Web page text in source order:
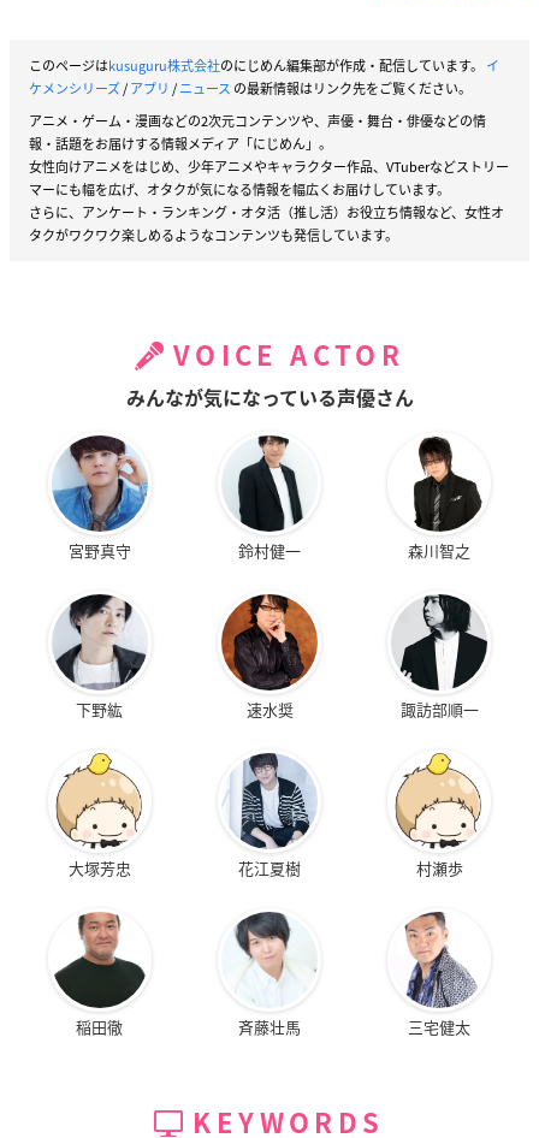
このページはkusuguru株式会社のにじめん編集部が作成・配信しています。 イ
ケメンシリーズ/アプリ /ニュース の最新情報はリンク先をご覧ください。
アニメ・ゲーム・漫画などの2次元コンテンツや、声優・舞台・俳優などの情
報・話題をお届けする情報メディア「にじめん」。
女性向けアニメをはじめ、少年アニメやキャラクター作品、VTuberなどストリー
マーにも幅を広げ、オタクが気になる情報を幅広くお届けしています。
さらに、アンケート・ランキング・オタ活（推し活）お役立ち情報など、女性オ
タクがワクワク楽しめるようなコンテンツも発信しています。
VOICE ACTOR
みんなが気になっている声優さん
宮野真守 鈴村健一 森川智之
下野紘 速水奨 諏訪部順一
大塚芳忠 花江夏樹 村瀬歩
稲田徹 斉藤壮馬 三宅健太
KEYWORDS